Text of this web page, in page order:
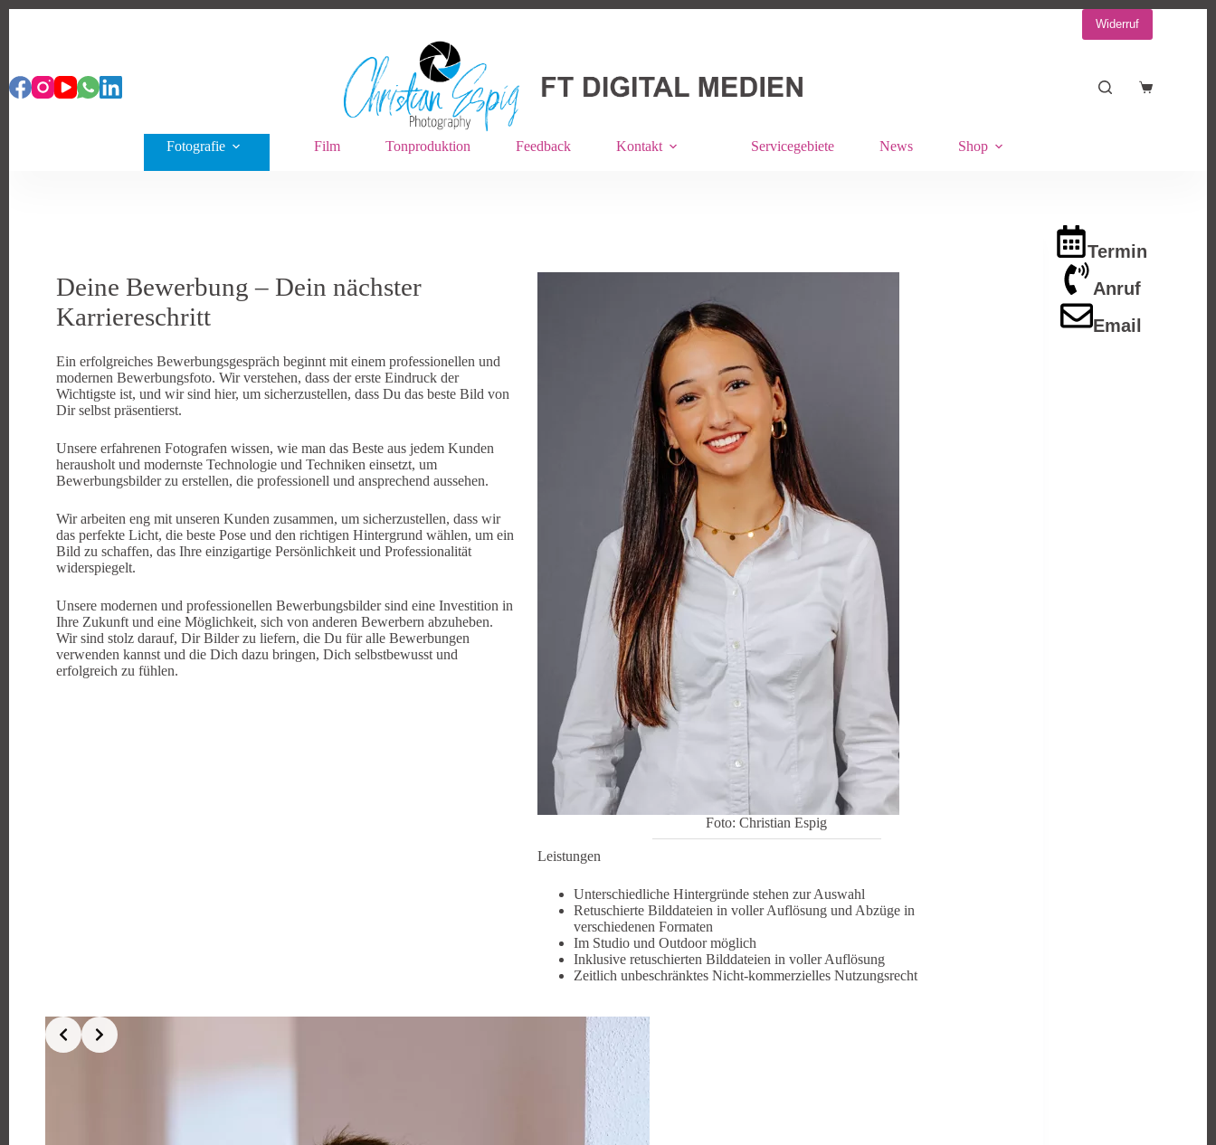
Widerruf
Warenkorb
Fotografie Film Tonproduktion Feedback Kontakt Servicegebiete News Shop
Deine Bewerbung – Dein nächster
Karriereschritt
Ein erfolgreiches Bewerbungsgespräch beginnt mit einem professionellen und
modernen Bewerbungsfoto. Wir verstehen, dass der erste Eindruck der
Wichtigste ist, und wir sind hier, um sicherzustellen, dass Du das beste Bild von
Dir selbst präsentierst.
Unsere erfahrenen Fotografen wissen, wie man das Beste aus jedem Kunden
herausholt und modernste Technologie und Techniken einsetzt, um
Bewerbungsbilder zu erstellen, die professionell und ansprechend aussehen.
Wir arbeiten eng mit unseren Kunden zusammen, um sicherzustellen, dass wir
das perfekte Licht, die beste Pose und den richtigen Hintergrund wählen, um ein
Bild zu schaffen, das Ihre einzigartige Persönlichkeit und Professionalität
widerspiegelt.
Unsere modernen und professionellen Bewerbungsbilder sind eine Investition in
Ihre Zukunft und eine Möglichkeit, sich von anderen Bewerbern abzuheben.
Wir sind stolz darauf, Dir Bilder zu liefern, die Du für alle Bewerbungen
verwenden kannst und die Dich dazu bringen, Dich selbstbewusst und
erfolgreich zu fühlen.
Foto: Christian Espig
Leistungen
Unterschiedliche Hintergründe stehen zur Auswahl
Retuschierte Bilddateien in voller Auflösung und Abzüge in
verschiedenen Formaten
Im Studio und Outdoor möglich
Inklusive retuschierten Bilddateien in voller Auflösung
Zeitlich unbeschränktes Nicht-kommerzielles Nutzungsrecht
Termin
Anruf
Email